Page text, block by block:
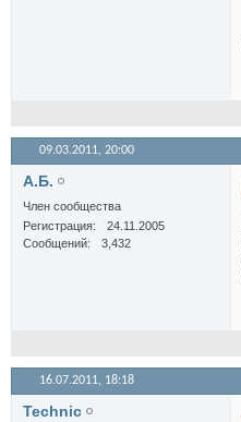
09.03.2011, 20:00
А.Б.
Член сообщества
Регистрация
24.11.2005
Сообщений
3,432
16.07.2011, 18:18
Technic